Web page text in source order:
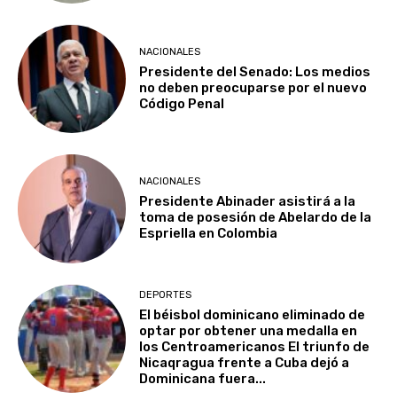
NACIONALES
Presidente del Senado: Los medios
no deben preocuparse por el nuevo
Código Penal
NACIONALES
Presidente Abinader asistirá a la
toma de posesión de Abelardo de la
Espriella en Colombia
DEPORTES
El béisbol dominicano eliminado de
optar por obtener una medalla en
los Centroamericanos El triunfo de
Nicaqragua frente a Cuba dejó a
Dominicana fuera...